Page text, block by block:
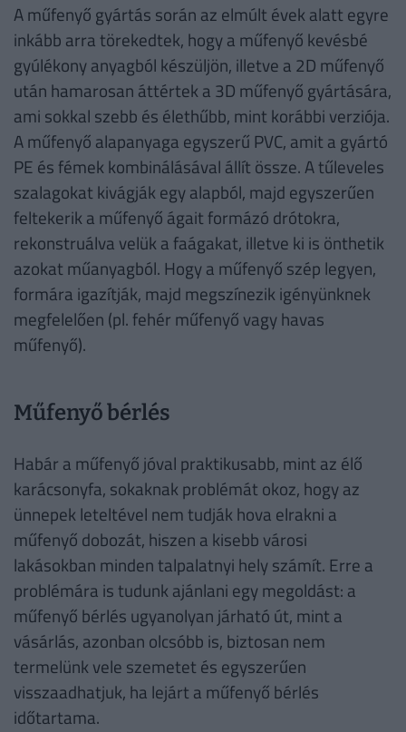
A műfenyő gyártás során az elmúlt évek alatt egyre
inkább arra törekedtek, hogy a műfenyő kevésbé
gyúlékony anyagból készüljön, illetve a 2D műfenyő
után hamarosan áttértek a 3D műfenyő gyártására,
ami sokkal szebb és élethűbb, mint korábbi verziója.
A műfenyő alapanyaga egyszerű PVC, amit a gyártó
PE és fémek kombinálásával állít össze. A tűleveles
szalagokat kivágják egy alapból, majd egyszerűen
feltekerik a műfenyő ágait formázó drótokra,
rekonstruálva velük a faágakat, illetve ki is önthetik
azokat műanyagból. Hogy a műfenyő szép legyen,
formára igazítják, majd megszínezik igényünknek
megfelelően (pl. fehér műfenyő vagy havas
műfenyő).
Műfenyő bérlés
Habár a műfenyő jóval praktikusabb, mint az élő
karácsonyfa, sokaknak problémát okoz, hogy az
ünnepek leteltével nem tudják hova elrakni a
műfenyő dobozát, hiszen a kisebb városi
lakásokban minden talpalatnyi hely számít. Erre a
problémára is tudunk ajánlani egy megoldást: a
műfenyő bérlés ugyanolyan járható út, mint a
vásárlás, azonban olcsóbb is, biztosan nem
termelünk vele szemetet és egyszerűen
visszaadhatjuk, ha lejárt a műfenyő bérlés
időtartama.